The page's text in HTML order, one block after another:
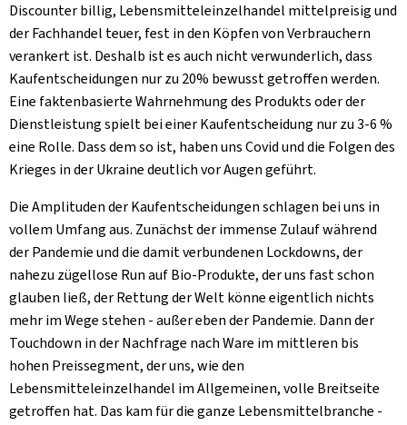
So geht’s
Genossenschaft & Beitritt
Über uns
Aktuelles
B2B
Discounter billig, Lebensmitteleinzelhandel mittelpreisig und
der Fachhandel teuer, fest in den Köpfen von Verbrauchern
verankert ist. Deshalb ist es auch nicht verwunderlich, dass
Kaufentscheidungen nur zu 20% bewusst getroffen werden.
Eine faktenbasierte Wahrnehmung des Produkts oder der
Dienstleistung spielt bei einer Kaufentscheidung nur zu 3-6 %
eine Rolle. Dass dem so ist, haben uns Covid und die Folgen des
Krieges in der Ukraine deutlich vor Augen geführt.
Die Amplituden der Kaufentscheidungen schlagen bei uns in
vollem Umfang aus. Zunächst der immense Zulauf während
der Pandemie und die damit verbundenen Lockdowns, der
nahezu zügellose Run auf Bio-Produkte, der uns fast schon
glauben ließ, der Rettung der Welt könne eigentlich nichts
mehr im Wege stehen - außer eben der Pandemie. Dann der
Touchdown in der Nachfrage nach Ware im mittleren bis
hohen Preissegment, der uns, wie den
Lebensmitteleinzelhandel im Allgemeinen, volle Breitseite
getroffen hat. Das kam für die ganze Lebensmittelbranche -